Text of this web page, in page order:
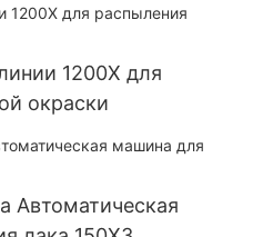
1200X для
окраски
Автоматическая